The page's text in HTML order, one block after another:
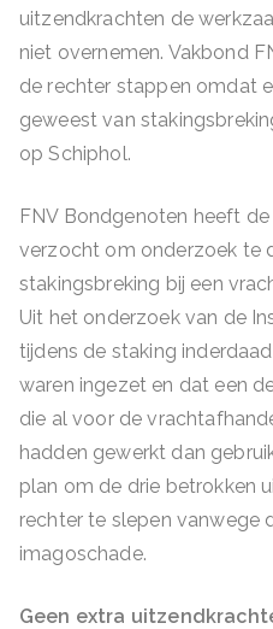
uitzendkrachten de
niet overnemen. Vakbond
de rechter stappen omdat
geweest van
op Schiphol.
FNV Bondgenoten heeft
verzocht om onderzoek te
stakingsbreking bij een
Uit het onderzoek van de
tijdens de staking
waren ingezet en dat een
die al voor de
hadden gewerkt dan
plan om de drie betrokken
rechter te slepen vanwege
imagoschade.
Geen extra